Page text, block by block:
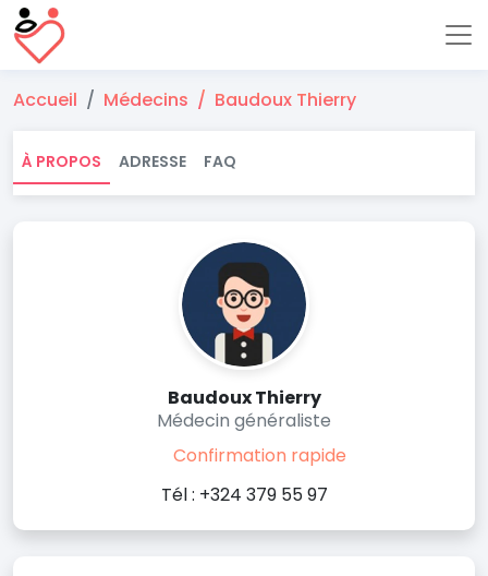
Accueil Médecins Baudoux Thierry
À PROPOS ADRESSE FAQ
Baudoux Thierry
Médecin généraliste
Confirmation rapide
Tél : +324 379 55 97